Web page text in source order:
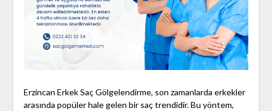
Erzincan Erkek Saç Gölgelendirme, son zamanlarda erkekler
arasında popüler hale gelen bir saç trendidir. Bu yöntem,